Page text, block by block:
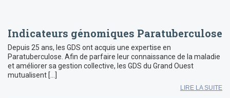
Indicateurs génomiques Paratuberculose
Depuis 25 ans, les GDS ont acquis une expertise en
Paratuberculose. Afin de parfaire leur connaissance de la maladie
et améliorer sa gestion collective, les GDS du Grand Ouest
mutualisent […]
LIRE LA SUITE